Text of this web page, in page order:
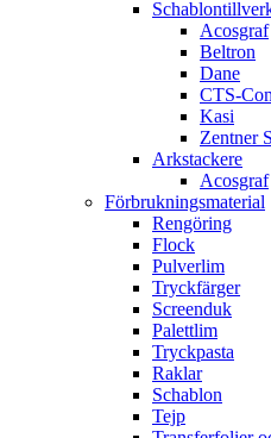
Acosgraf
Beltron
Dane
CTS-
Kasi
Zentner
Arkstackere
Acosgraf
Förbrukningsmaterial
Rengöring
Flock
Pulverlim
Tryckfärger
Screenduk
Palettlim
Tryckpasta
Raklar
Schablon
Tejp